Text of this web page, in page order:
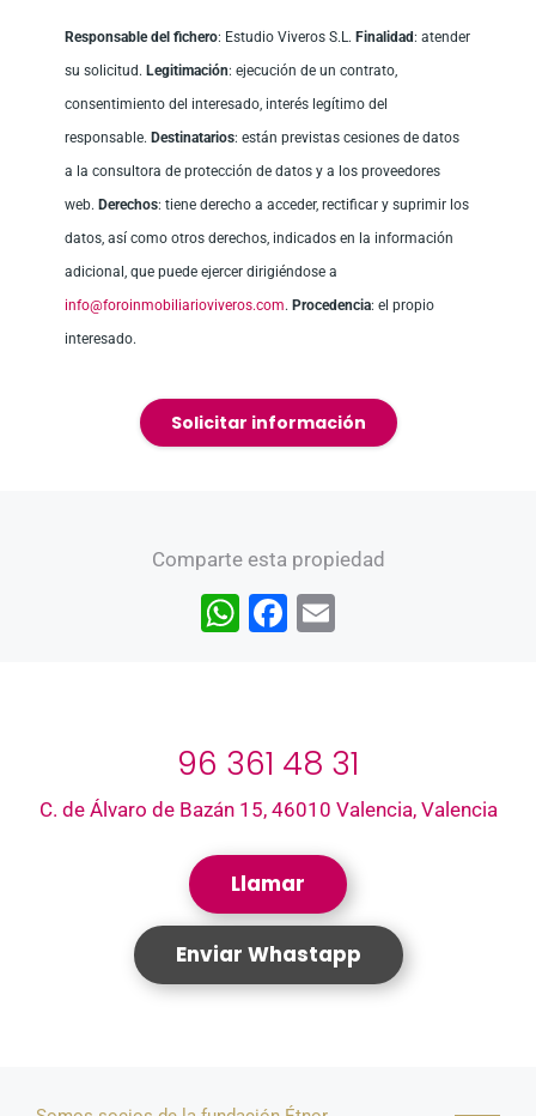
Responsable del fichero: Estudio Viveros S.L. Finalidad: atender
su solicitud. Legitimación: ejecución de un contrato,
consentimiento del interesado, interés legítimo del
responsable. Destinatarios: están previstas cesiones de datos
a la consultora de protección de datos y a los proveedores
web. Derechos: tiene derecho a acceder, rectificar y suprimir los
datos, así como otros derechos, indicados en la información
adicional, que puede ejercer dirigiéndose a
info@foroinmobiliarioviveros.com. Procedencia: el propio
interesado.
Solicitar información
Comparte esta propiedad
W
A
p
p
F
b
o
o
k
96 361 48 31
C. de Álvaro de Bazán 15, 46010 Valencia, Valencia
Llamar
Enviar Whastapp